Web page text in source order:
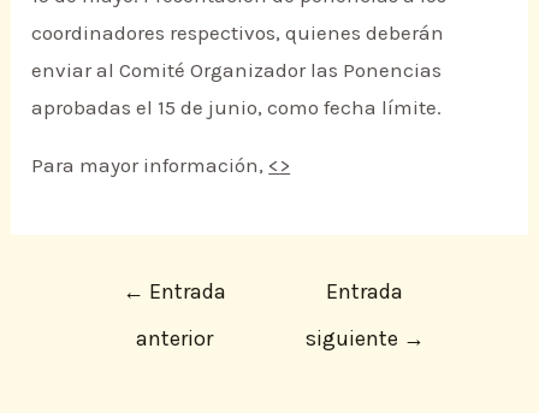
coordinadores respectivos, quienes deberán
enviar al Comité Organizador las Ponencias
aprobadas el 15 de junio, como fecha límite.
Para mayor información, < >
← Entrada
anterior
Entrada
siguiente →